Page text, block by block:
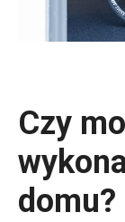
Czy